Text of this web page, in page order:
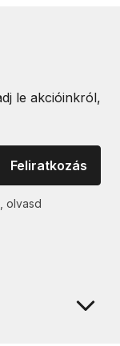
le akcióinkról,
Feliratkozás
olvasd